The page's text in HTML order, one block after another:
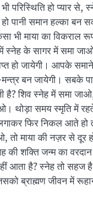
परिस्थिति हो प्यार से,
हो पानी समान हल्का बन
भी माया का विकराल
स्नेह के सागर में समा
हो जायेगी। आपके
बन जायेगी। सबके
है? शिव स्नेह में समा
थोड़ा समय स्मृति में रहते
लगाकर फिर निकल आते हो
तो माया की नज़र से दूर
की शक्ति जन्म का
आता है? स्नेह तो सहज
ब्राह्मण जीवन में